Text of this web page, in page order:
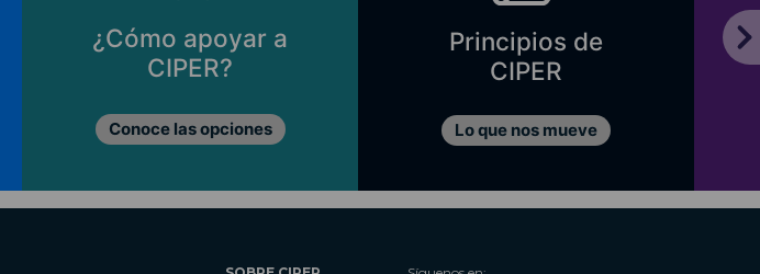
¿Cómo apoyar a
CIPER?
Conoce las opciones
Principios de
CIPER
Lo que nos mueve